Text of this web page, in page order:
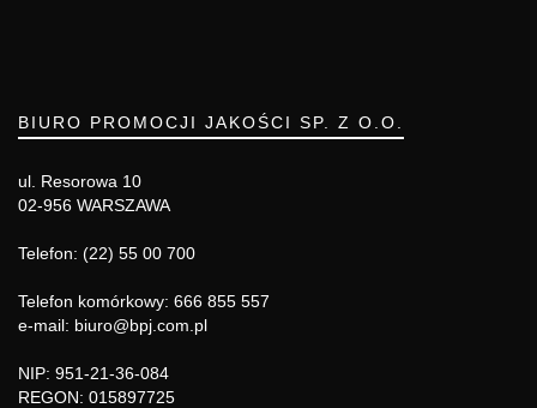
BIURO PROMOCJI JAKOŚCI SP. Z O.O.
ul. Resorowa 10
02-956 WARSZAWA
Telefon: (22) 55 00 700
Telefon komórkowy: 666 855 557
e-mail: biuro@bpj.com.pl
NIP: 951-21-36-084
REGON: 015897725